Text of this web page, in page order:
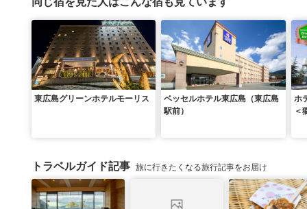
東広島グリーンホテルモーリス
ベッセルホテル東広島（東広島
駅前）
ホ
＜
トラベルガイド記事 旅に行きたくなる旅行記事をお届け